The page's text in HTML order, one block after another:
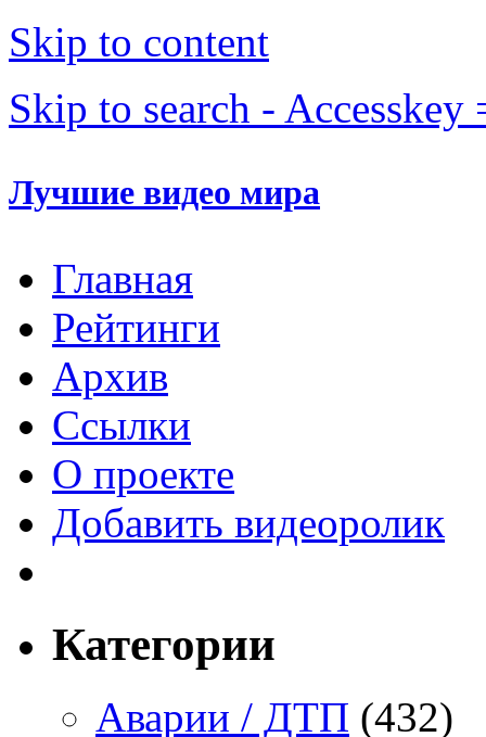
Skip to content
Skip to search - Accesskey
Лучшие видео мира
Главная
Рейтинги
Архив
Ссылки
О проекте
Добавить видеоролик
Категории
Аварии / ДТП (432)